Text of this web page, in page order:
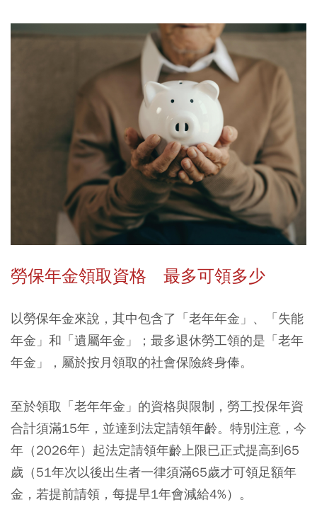
勞保年金領取資格 最多可領多少
以勞保年金來說，其中包含了「老年年金」、「失能
年金」和「遺屬年金」；最多退休勞工領的是「老年
年金」，屬於按月領取的社會保險終身俸。
至於領取「老年年金」的資格與限制，勞工投保年資
合計須滿15年，並達到法定請領年齡。特別注意，今
年（2026年）起法定請領年齡上限已正式提高到65
歲（51年次以後出生者一律須滿65歲才可領足額年
金，若提前請領，每提早1年會減給4%）。